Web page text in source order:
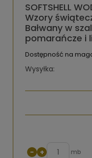
SOFTSHELL
Wzory
Bałwany w
pomarańcze i
Dostępność na
Wysyłka:
− + mb